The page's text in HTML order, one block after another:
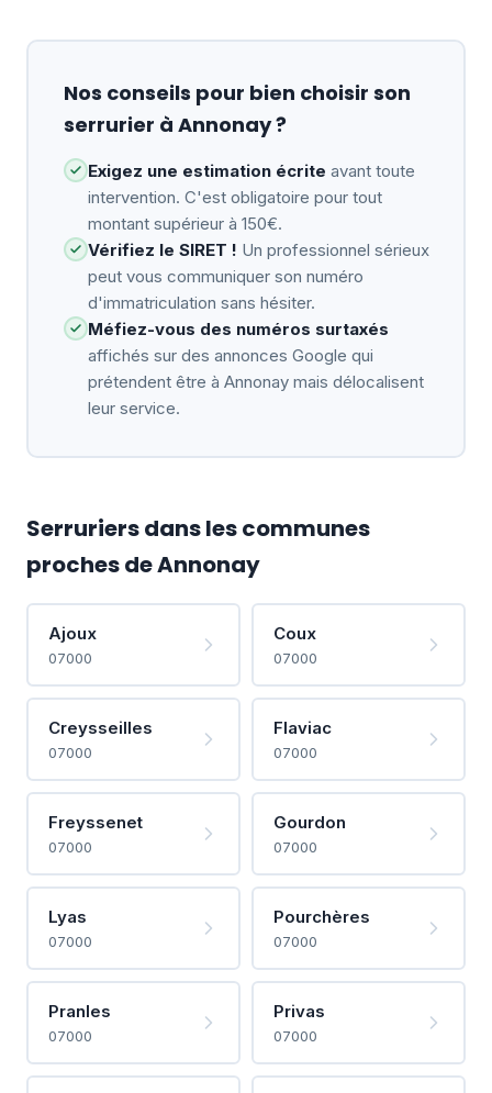
Nos conseils pour bien choisir son
serrurier à Annonay ?
Exigez une estimation écrite avant toute
intervention. C'est obligatoire pour tout
montant supérieur à 150€.
Vérifiez le SIRET ! Un professionnel sérieux
peut vous communiquer son numéro
d'immatriculation sans hésiter.
Méfiez-vous des numéros surtaxés
affichés sur des annonces Google qui
prétendent être à Annonay mais délocalisent
leur service.
Serruriers dans les communes
proches de Annonay
Ajoux
07000
Coux
07000
Creysseilles
07000
Flaviac
07000
Freyssenet
07000
Gourdon
07000
Lyas
07000
Pourchères
07000
Pranles
07000
Privas
07000